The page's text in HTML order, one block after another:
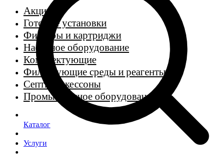
Акции
Готовые установки
Фильтры и картриджи
Насосное оборудование
Комплектующие
Фильтрующие среды и реагенты
Септики, кессоны
Промышленное оборудование
Каталог
Услуги